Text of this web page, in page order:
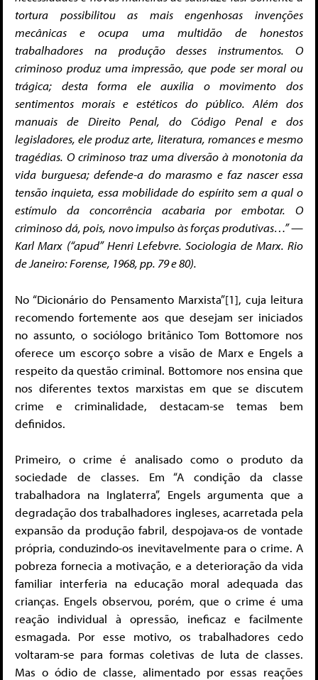
tortura possibilitou as mais engenhosas invenções
mecânicas e ocupa uma multidão de honestos
trabalhadores na produção desses instrumentos. O
criminoso produz uma impressão, que pode ser moral ou
trágica; desta forma ele auxilia o movimento dos
sentimentos morais e estéticos do público. Além dos
manuais de Direito Penal, do Código Penal e dos
legisladores, ele produz arte, literatura, romances e mesmo
tragédias. O criminoso traz uma diversão à monotonia da
vida burguesa; defende-a do marasmo e faz nascer essa
tensão inquieta, essa mobilidade do espírito sem a qual o
estímulo da concorrência acabaria por embotar. O
criminoso dá, pois, novo impulso às forças produtivas…” —
Karl Marx (“apud” Henri Lefebvre. Sociologia de Marx. Rio
de Janeiro: Forense, 1968, pp. 79 e 80).
No “Dicionário do Pensamento Marxista”[1], cuja leitura
recomendo fortemente aos que desejam ser iniciados
no assunto, o sociólogo britânico Tom Bottomore nos
oferece um escorço sobre a visão de Marx e Engels a
respeito da questão criminal. Bottomore nos ensina que
nos diferentes textos marxistas em que se discutem
crime e criminalidade, destacam-se temas bem
definidos.
Primeiro, o crime é analisado como o produto da
sociedade de classes. Em “A condição da classe
trabalhadora na Inglaterra”, Engels argumenta que a
degradação dos trabalhadores ingleses, acarretada pela
expansão da produção fabril, despojava-os de vontade
própria, conduzindo-os inevitavelmente para o crime. A
pobreza fornecia a motivação, e a deterioração da vida
familiar interferia na educação moral adequada das
crianças. Engels observou, porém, que o crime é uma
reação individual à opressão, ineficaz e facilmente
esmagada. Por esse motivo, os trabalhadores cedo
voltaram-se para formas coletivas de luta de classes.
Mas o ódio de classe, alimentado por essas reações